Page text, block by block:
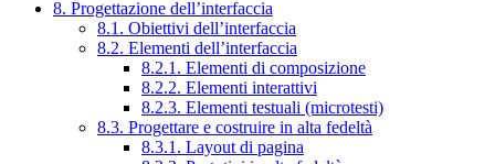
8. Progettazione dell’interfaccia
8.1. Obiettivi dell’interfaccia
8.2. Elementi dell’interfaccia
8.2.1. Elementi di composizione
8.2.2. Elementi interattivi
8.2.3. Elementi testuali (microtesti)
8.3. Progettare e costruire in alta fedeltà
8.3.1. Layout di pagina